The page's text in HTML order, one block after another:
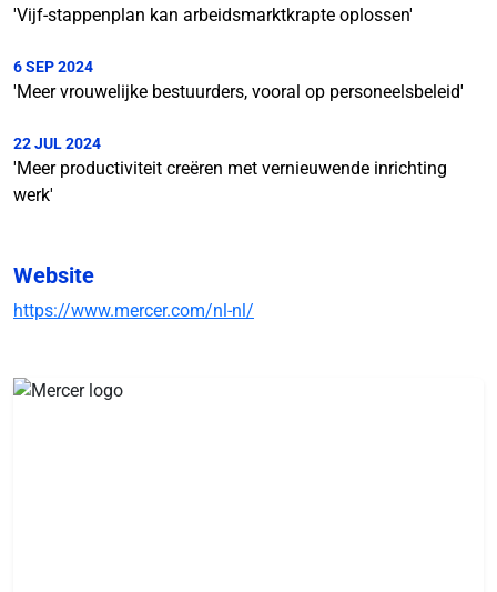
'Vijf-stappenplan kan arbeidsmarktkrapte oplossen'
6 SEP 2024
'Meer vrouwelijke bestuurders, vooral op personeelsbeleid'
22 JUL 2024
'Meer productiviteit creëren met vernieuwende inrichting
werk'
Website
https://www.mercer.com/nl-nl/